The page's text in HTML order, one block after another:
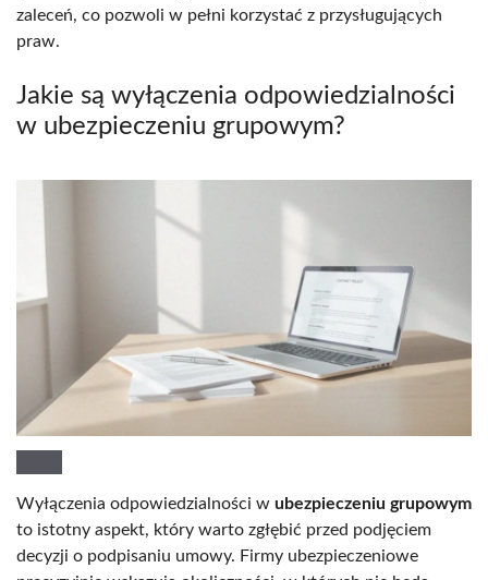
zaleceń, co pozwoli w pełni korzystać z przysługujących
praw.
Jakie są wyłączenia odpowiedzialności
w ubezpieczeniu grupowym?
Wyłączenia odpowiedzialności w ubezpieczeniu grupowym
to istotny aspekt, który warto zgłębić przed podjęciem
decyzji o podpisaniu umowy. Firmy ubezpieczeniowe